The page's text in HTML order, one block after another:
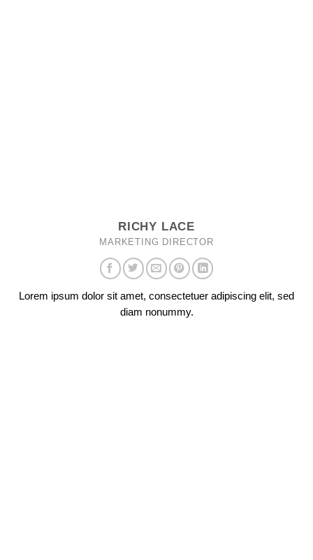
RICHY LACE
MARKETING DIRECTOR
Lorem ipsum dolor sit amet, consectetuer adipiscing elit, sed
diam nonummy.